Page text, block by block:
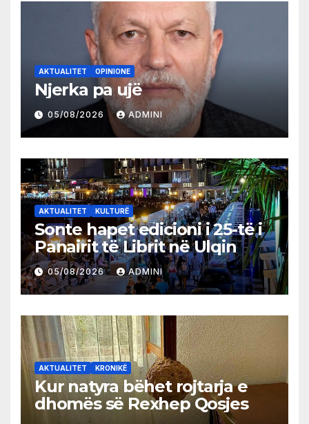
AKTUALITET OPINIONE
Njerka pa ujë
05/08/2026 ADMINI
AKTUALITET KULTURË
Sonte hapet edicioni i 25-të i
Panairit të Librit në Ulqin
05/08/2026 ADMINI
AKTUALITET KRONIKË
Kur natyra bëhet rojtarja e
dhomës së Rexhep Qosjes